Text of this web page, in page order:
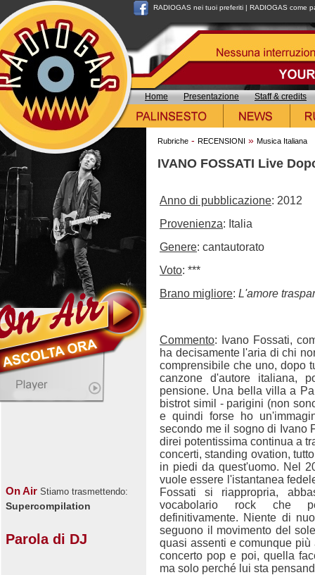
RADIOGAS nei tuoi preferiti | RADIOGAS come
Home Presentazione Staff & credits
On Air Stiamo trasmettendo:
Supercompilation
Parola di DJ
Rubriche - RECENSIONI » Musica Italiana
IVANO FOSSATI Live
Anno di pubblicazione: 2012
Provenienza: Italia
Genere: cantautorato
Voto: ***
Brano migliore: L'amore
Commento: Ivano Fossati,
ha decisamente l'aria di chi
comprensibile che uno, dopo
canzone d'autore italiana,
pensione. Una bella villa a
bistrot simil - parigini (non
e quindi forse ho
secondo me il sogno di Ivano
direi potentissima continua a
concerti, standing ovation,
in piedi da quest'uomo. Nel
vuole essere l'istantanea
Fossati si riappropria,
vocabolario rock che
definitivamente. Niente di
seguono il movimento del
quasi assenti e comunque
concerto pop e poi, quella
ma solo perché lui sta